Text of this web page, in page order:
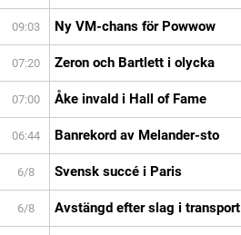
09:03 Ny VM-chans för Powwow
07:20 Zeron och Bartlett i olycka
07:00 Åke invald i Hall of Fame
06:44 Banrekord av Melander-sto
6/8 Svensk succé i Paris
6/8 Avstängd efter slag i transport